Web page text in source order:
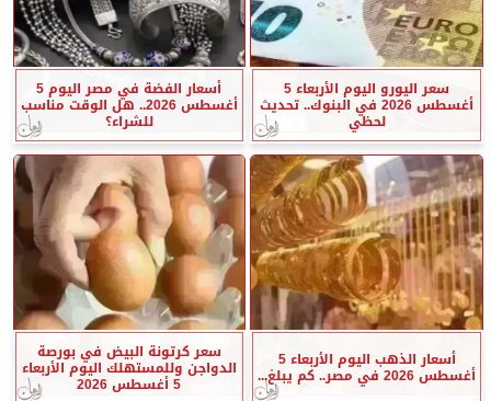
سعر اليورو اليوم الأربعاء 5
أغسطس 2026 في البنوك.. تحديث
لحظي
أسعار الفضة في مصر اليوم 5
أغسطس 2026.. هل الوقت مناسب
للشراء؟
أسعار الذهب اليوم الأربعاء 5
أغسطس 2026 في مصر.. كم يبلغ...
سعر كرتونة البيض في بورصة
الدواجن وللمستهلك اليوم الأربعاء
5 أغسطس 2026